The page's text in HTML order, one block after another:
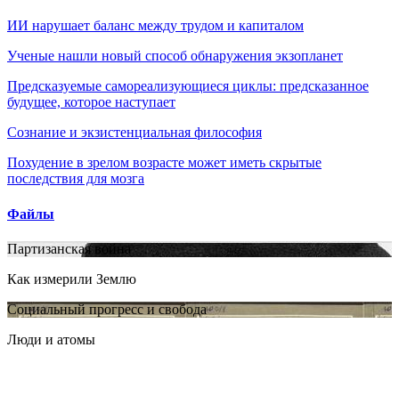
ИИ нарушает баланс между трудом и капиталом
Ученые нашли новый способ обнаружения экзопланет
Предсказуемые самореализующиеся циклы: предсказанное
будущее, которое наступает
Сознание и экзистенциальная философия
Похудение в зрелом возрасте может иметь скрытые
последствия для мозга
Файлы
Партизанская война
Как измерили Землю
Социальный прогресс и свобода
Люди и атомы